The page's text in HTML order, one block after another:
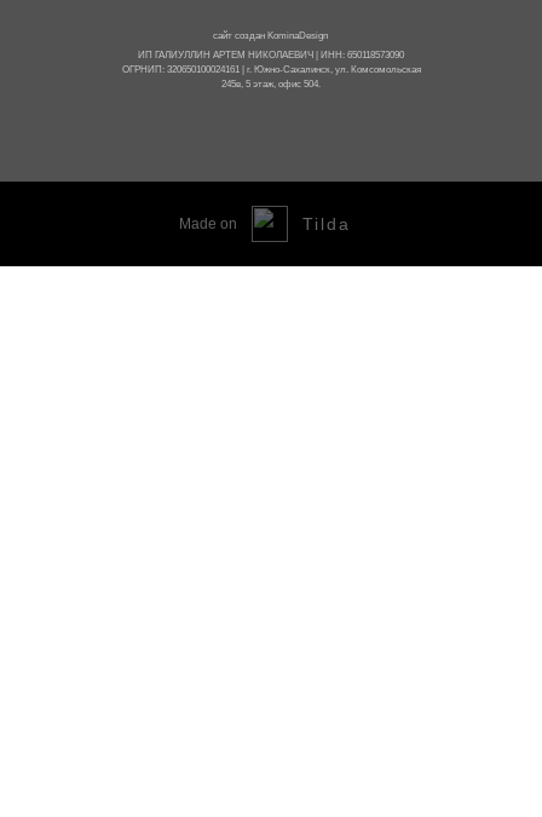
сайт создан KominaDesign
ИП ГАЛИУЛЛИН АРТЕМ НИКОЛАЕВИЧ | ИНН: 650118573090
ОГРНИП: 320650100024161 | г. Южно-Сахалинск, ул. Комсомольская
245в, 5 этаж, офис 504.
Made on Tilda